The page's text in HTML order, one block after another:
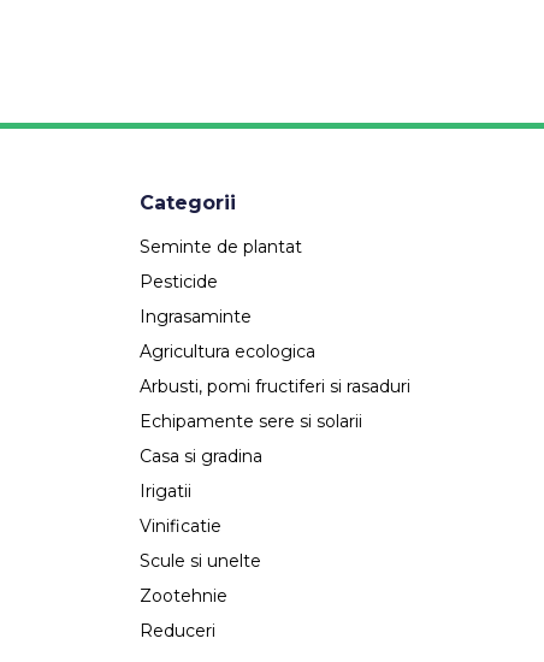
Categorii
Seminte de plantat
Pesticide
Ingrasaminte
Agricultura ecologica
Arbusti, pomi fructiferi si rasaduri
Echipamente sere si solarii
Casa si gradina
Irigatii
Vinificatie
Scule si unelte
Zootehnie
Reduceri